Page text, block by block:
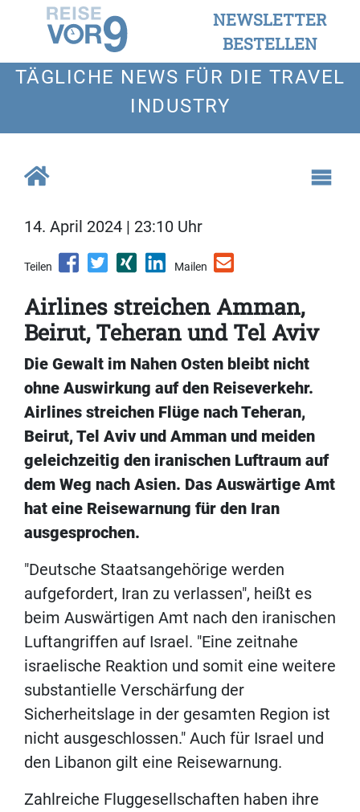
NEWSLETTER
BESTELLEN
TÄGLICHE NEWS FÜR DIE TRAVEL
INDUSTRY
14. April 2024 | 23:10 Uhr
Teilen Mailen
Airlines streichen Amman,
Beirut, Teheran und Tel Aviv
Die Gewalt im Nahen Osten bleibt nicht
ohne Auswirkung auf den Reiseverkehr.
Airlines streichen Flüge nach Teheran,
Beirut, Tel Aviv und Amman und meiden
geleichzeitig den iranischen Luftraum auf
dem Weg nach Asien. Das Auswärtige Amt
hat eine Reisewarnung für den Iran
ausgesprochen.
"Deutsche Staatsangehörige werden
aufgefordert, Iran zu verlassen", heißt es
beim Auswärtigen Amt nach den iranischen
Luftangriffen auf Israel. "Eine zeitnahe
israelische Reaktion und somit eine weitere
substantielle Verschärfung der
Sicherheitslage in der gesamten Region ist
nicht ausgeschlossen." Auch für Israel und
den Libanon gilt eine Reisewarnung.
Zahlreiche Fluggesellschaften haben ihre